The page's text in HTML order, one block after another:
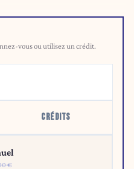
vous ou utilisez un crédit.
CRÉDITS
€